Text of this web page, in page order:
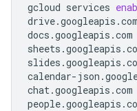
gcloud services
drive.googleapis.com
docs.googleapis.com
calendar-
chat.googleapis.com